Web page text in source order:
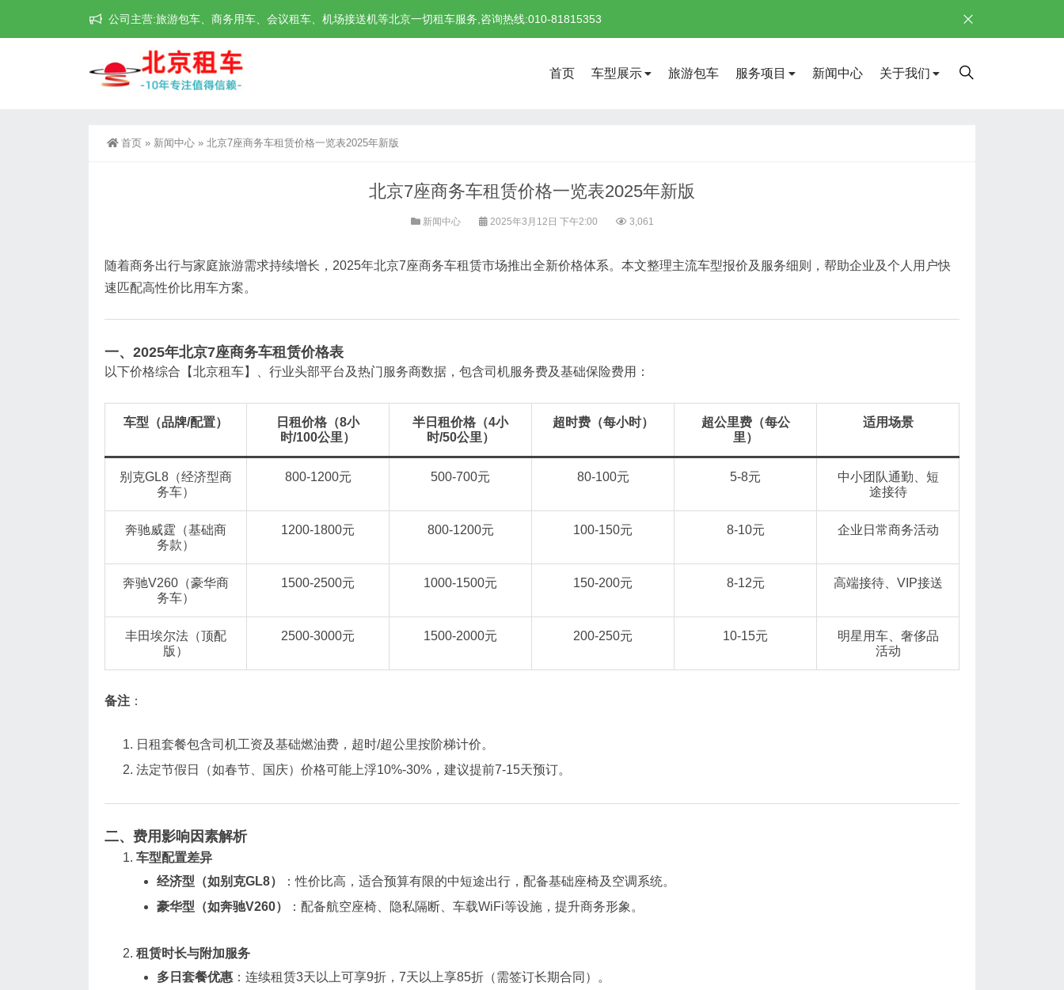
公司主营:旅游包车、商务用车、会议租车、机场接送机等北京一切租车服务,咨询热线:010-81815353
首页 车型展示 旅游包车 服务项目 新闻中心 关于我们
首页 » 新闻中心 » 北京7座商务车租赁价格一览表2025年新版
北京7座商务车租赁价格一览表2025年新版
新闻中心 2025年3月12日 下午2:00 3,061
随着商务出行与家庭旅游需求持续增长，2025年北京7座商务车租赁市场推出全新价格体系。本文整理主流车型报价及服务细则，帮助企业及个人用户快
速匹配高性价比用车方案。
一、2025年北京7座商务车租赁价格表
以下价格综合【北京租车】、行业头部平台及热门服务商数据，包含司机服务费及基础保险费用：
车型（品牌/配置）
日租价格（8小
时/100公里）
半日租价格（4小
时/50公里）
超时费（每小时）
超公里费（每公
里）
适用场景
别克GL8（经济型商
务车）
800-1200元 500-700元 80-100元 5-8元
中小团队通勤、短
途接待
奔驰威霆（基础商
务款）
1200-1800元 800-1200元 100-150元 8-10元 企业日常商务活动
奔驰V260（豪华商
务车）
1500-2500元 1000-1500元 150-200元 8-12元 高端接待、VIP接送
丰田埃尔法（顶配
版）
2500-3000元 1500-2000元 200-250元 10-15元
明星用车、奢侈品
活动
备注 ‌：
日租套餐包含司机工资及基础燃油费，超时/超公里按阶梯计价‌。
法定节假日（如春节、国庆）价格可能上浮10%-30%，建议提前7-15天预订‌。
二、费用影响因素解析
车型配置差异
经济型（如别克GL8）
‌：性价比高，适合预算有限的中短途出行，配备基础座椅及空调系统‌。
豪华型（如奔驰V260）
‌：配备航空座椅、隐私隔断、车载WiFi等设施，提升商务形象‌。
租赁时长与附加服务
多日套餐优惠‌：连续租赁3天以上可享9折，7天以上享85折（需签订长期合同）‌。